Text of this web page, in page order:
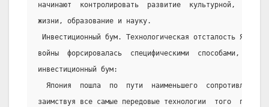
начинают  контролировать  развитие  культурной,
жизни, образование и науку.
Инвестиционный бум. Технологическая отсталость
войны  форсировалась  специфическими  способами,
инвестиционный бум:
Япония  пошла  по  пути  наименьшего  сопротивления,
заимствуя все самые передовые технологии  того